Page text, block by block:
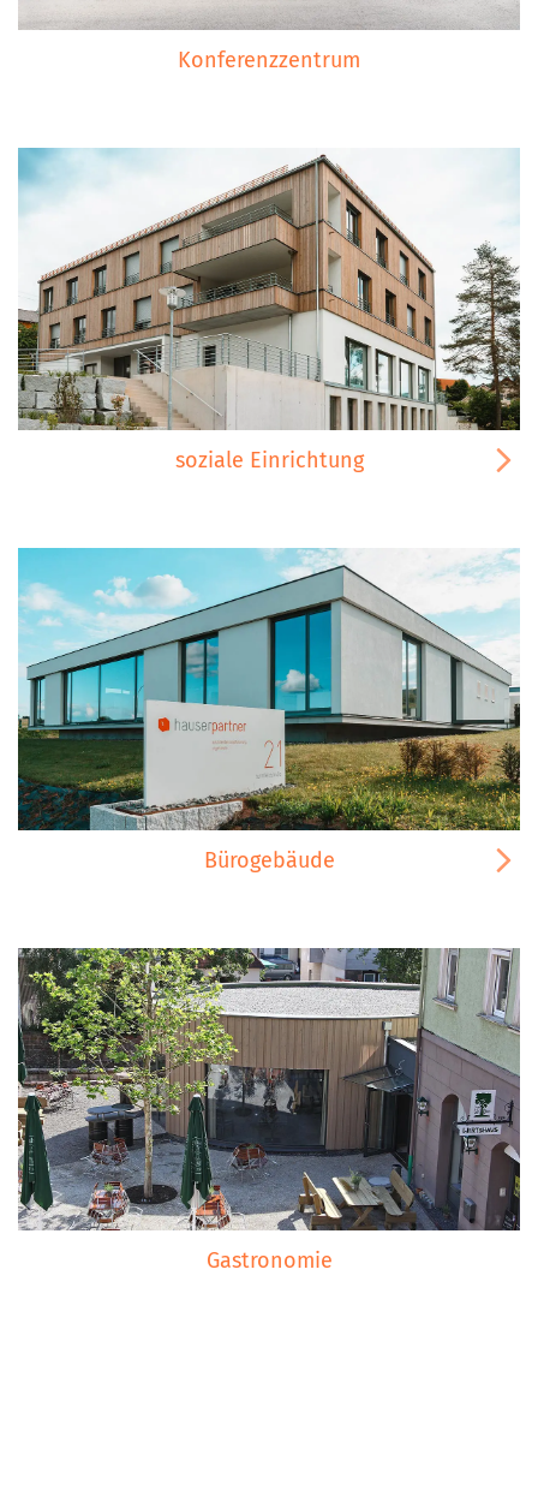
Konferenzzentrum
soziale Einrichtung
Bürogebäude
Gastronomie